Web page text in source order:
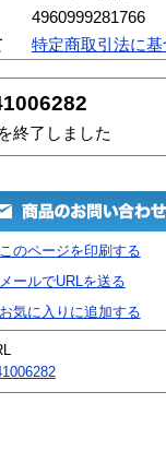
4960999281766
特定商取引法に
終了しました
のページを印刷する
ールでURLを送る
お気に入りに追加する